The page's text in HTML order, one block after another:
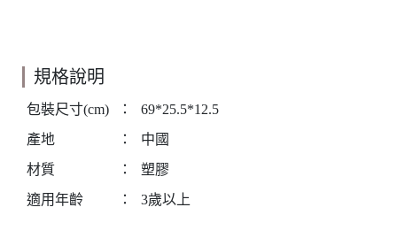
規格說明
包裝尺寸(cm) ：
69*25.5*12.5
產地
：
中國
材質
：
塑膠
適用年齡
： 3歲以上